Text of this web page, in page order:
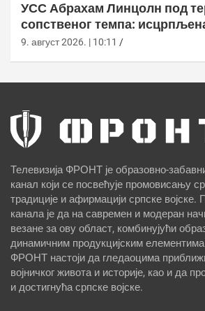
УСС Абрахам Линцолн под
сопственог темпа:
проблеми са снабдевањем и
9. август 2026. | 10:11
Телевизија ФРОНТ је образовно-
канал који се посвећује промовисању
традиције и афирмацији српске
канала је да на савремен и модеран
везане за ову област, комбинујући
динамичним продукцијским
ФРОНТ настоји да гледаоцима
војничког живота и историје, као и да
и достигнућа српске војске.